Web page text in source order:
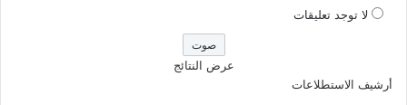
لا توجد تعليقات
عرض النتائج
أرشيف الاستطلاعات